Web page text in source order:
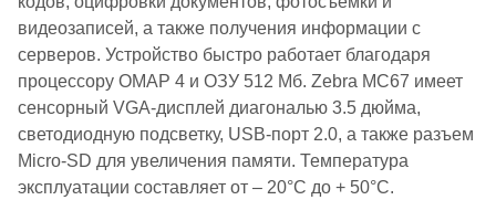
видеозаписей, а также получения информации с
серверов. Устройство быстро работает благодаря
процессору OMAP 4 и ОЗУ 512 Мб. Zebra MC67 имеет
сенсорный VGA-дисплей диагональю 3.5 дюйма,
светодиодную подсветку, USB-порт 2.0, а также разъем
Micro-SD для увеличения памяти. Температура
эксплуатации составляет от – 20°C до + 50°C.